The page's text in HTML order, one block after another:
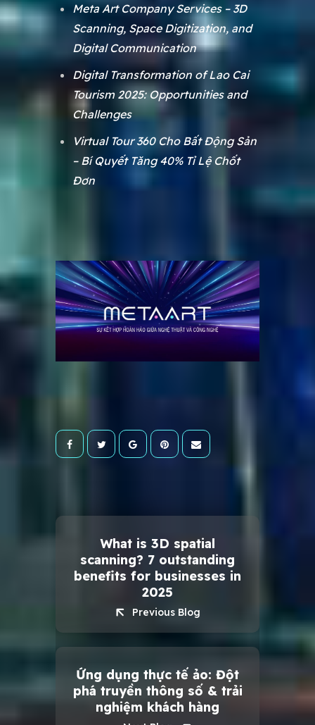
Meta Art Company Services – 3D
Scanning, Space Digitization, and
Digital Communication
Digital Transformation of Lao Cai
Tourism 2025: Opportunities and
Challenges
Virtual Tour 360 Cho Bất Động Sản
– Bí Quyết Tăng 40% Tỉ Lệ Chốt
Đơn
What is 3D spatial
scanning? 7 outstanding
benefits for businesses in
2025
Previous Blog
Ứng dụng thực tế ảo: Đột
phá truyền thông số & trải
nghiệm khách hàng